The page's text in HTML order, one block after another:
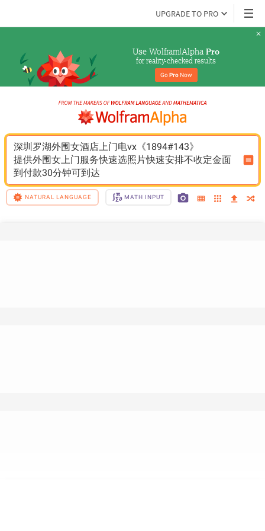
UPGRADE TO PRO
Use Wolfram|Alpha Pro
for reality-checked results
Go Pro Now
深圳罗湖外围女酒店上门电vx《1894#143》
提供外围女上门服务快速选照片快速安排不收定金面
到付款30分钟可到达
NATURAL LANGUAGE MATH INPUT